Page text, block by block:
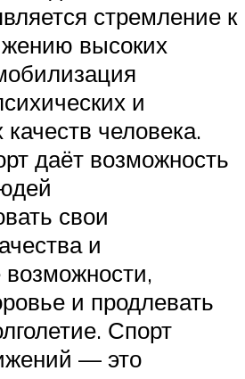
стремление к
высоких
и
человека.
даёт возможность
свои
и
возможности,
и продлевать
Спорт
— это